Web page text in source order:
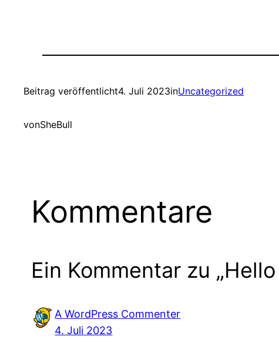
Beitrag veröffentlicht4. Juli 2023inUncategorized
vonSheBull
Kommentare
Ein Kommentar zu
A WordPress Commenter
4. Juli 2023